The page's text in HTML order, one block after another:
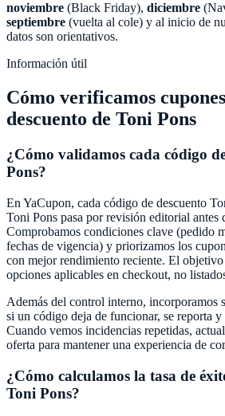
noviembre (Black Friday), diciembre
septiembre (vuelta al cole) y al inicio de
datos son orientativos.
Información útil
Cómo verificamos
descuento de Toni Pons
¿Cómo validamos cada código
Pons?
En YaCupon, cada código de descuento
Toni Pons pasa por revisión editorial antes
Comprobamos condiciones clave (pedido
fechas de vigencia) y priorizamos los
con mejor rendimiento reciente. El objetivo
opciones aplicables en checkout, no
Además del control interno, incorporamos
si un código deja de funcionar, se reporta
Cuando vemos incidencias repetidas,
oferta para mantener una experiencia de
¿Cómo calculamos la tasa de
Toni Pons?